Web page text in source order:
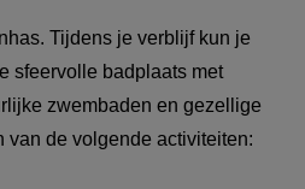
Tijdens je verblijf kun je
sfeervolle badplaats met
zwembaden en gezellige
van de volgende activiteiten: